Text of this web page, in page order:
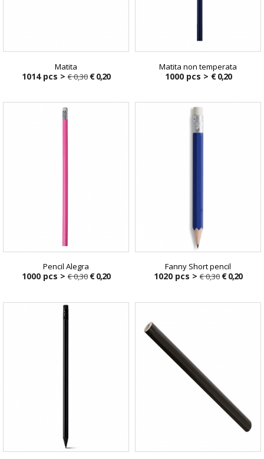
Matita
1014 pcs > € 0,30 € 0,20
Matita non temperata
1000 pcs > € 0,20
Pencil Alegra
1000 pcs > € 0,30 € 0,20
Fanny Short pencil
1020 pcs > € 0,30 € 0,20